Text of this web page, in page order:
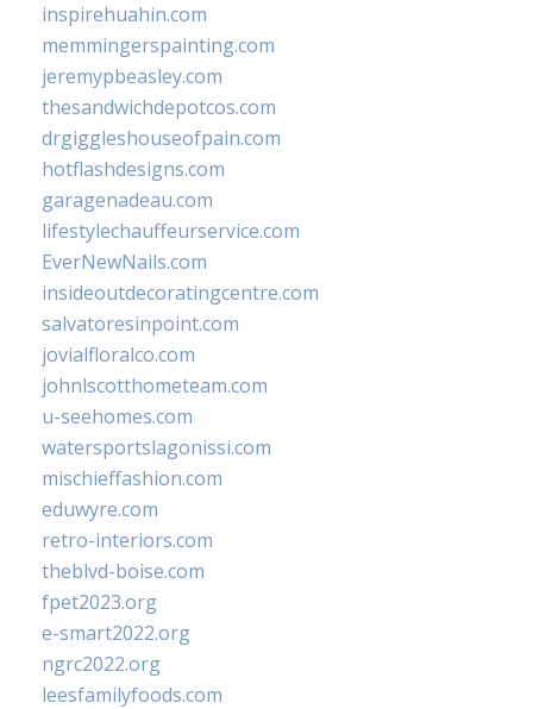
inspirehuahin.com
memmingerspainting.com
jeremypbeasley.com
thesandwichdepotcos.com
drgiggleshouseofpain.com
hotflashdesigns.com
garagenadeau.com
lifestylechauffeurservice.com
EverNewNails.com
insideoutdecoratingcentre.com
salvatoresinpoint.com
jovialfloralco.com
johnlscotthometeam.com
u-seehomes.com
watersportslagonissi.com
mischieffashion.com
eduwyre.com
retro-interiors.com
theblvd-boise.com
fpet2023.org
e-smart2022.org
ngrc2022.org
leesfamilyfoods.com